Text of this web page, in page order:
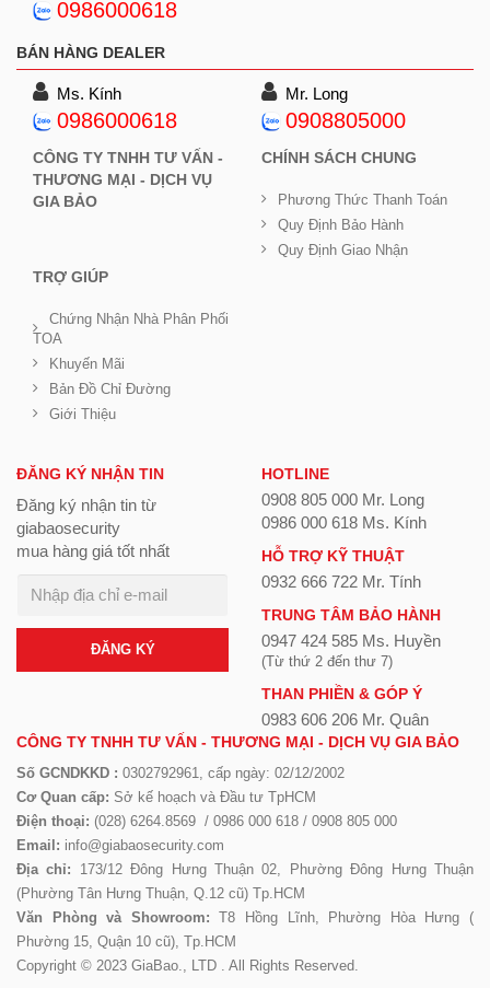
0986000618
BÁN HÀNG DEALER
Ms. Kính
0986000618
Mr. Long
0908805000
CÔNG TY TNHH TƯ VẤN -
THƯƠNG MẠI - DỊCH VỤ
GIA BẢO
CHÍNH SÁCH CHUNG
Phương Thức Thanh Toán
Quy Định Bảo Hành
Quy Định Giao Nhận
TRỢ GIÚP
Chứng Nhận Nhà Phân Phối
TOA
Khuyến Mãi
Bản Đồ Chỉ Đường
Giới Thiệu
ĐĂNG KÝ NHẬN TIN
Đăng ký nhận tin từ
giabaosecurity
mua hàng giá tốt nhất
ĐĂNG KÝ
HOTLINE
0908 805 000 Mr. Long
0986 000 618 Ms. Kính
HỖ TRỢ KỸ THUẬT
0932 666 722 Mr. Tính
TRUNG TÂM BẢO HÀNH
0947 424 585 Ms. Huyền
(Từ thứ 2 đến thư 7)
THAN PHIỀN & GÓP Ý
0983 606 206 Mr. Quân
CÔNG TY TNHH TƯ VẤN - THƯƠNG MẠI - DỊCH VỤ GIA BẢO
Số GCNDKKD : 0302792961, cấp ngày: 02/12/2002
Cơ Quan cấp: Sở kế hoạch và Đầu tư TpHCM
Điện thoại: (028) 6264.8569 / 0986 000 618 / 0908 805 000
Email: info@giabaosecurity.com
Địa chỉ: 173/12 Đông Hưng Thuận 02, Phường Đông Hưng Thuận
(Phường Tân Hưng Thuận, Q.12 cũ) Tp.HCM
Văn Phòng và Showroom: T8 Hồng Lĩnh, Phường Hòa Hưng (
Phường 15, Quận 10 cũ), Tp.HCM
Copyright © 2023 GiaBao., LTD . All Rights Reserved.